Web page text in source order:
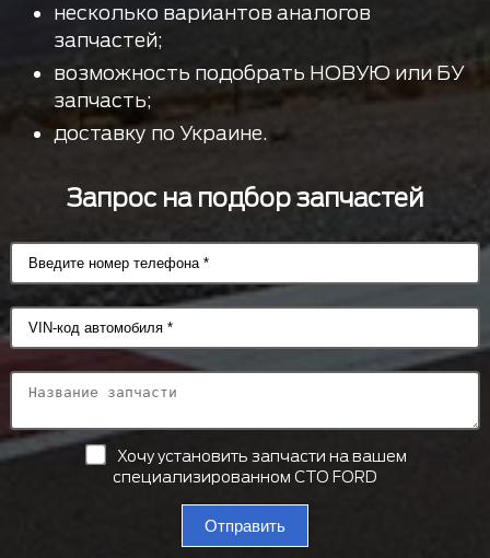
несколько вариантов аналогов
запчастей;
возможность подобрать НОВУЮ или БУ
запчасть;
доставку по Украине.
Запрос на подбор запчастей
Хочу установить запчасти на вашем
специализированном СТО FORD
Отправить